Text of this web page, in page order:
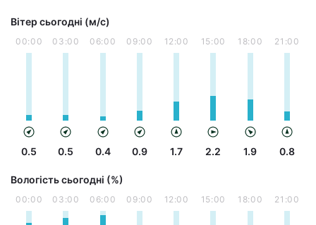
Вітер сьогодні (м/с)
00:00
0.5
03:00
0.5
06:00
0.4
09:00
0.9
12:00
1.7
15:00
2.2
18:00
1.9
21:00
0.8
Вологість сьогодні (%)
00:00 03:00 06:00 09:00 12:00 15:00 18:00 21:00